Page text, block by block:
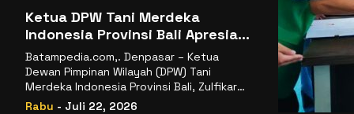
Ketua DPW Tani Merdeka
Indonesia Provinsi Bali Apresiasi
Penunjukan Dr. Sudaryono
sebagai Kepala Badan Gizi
Nasional
Batampedia.com,. Denpasar – Ketua
Dewan Pimpinan Wilayah (DPW) Tani
Merdeka Indonesia Provinsi Bali, Zulfikar
Wijaya, S.E., menyampaikan ucapan
Rabu - Juli 22, 2026